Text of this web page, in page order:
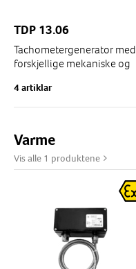
TDP 13.06
Tachometergenerator med
forskjellige mekaniske og
4 artiklar
Varme
Vis alle 1 produktene